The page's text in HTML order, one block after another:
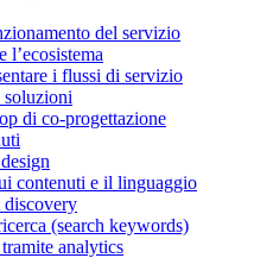
del servizio
l’ecosistema
i flussi di servizio
soluzioni
di co-progettazione
contenuti e il linguaggio
discovery
(search keywords)
analytics